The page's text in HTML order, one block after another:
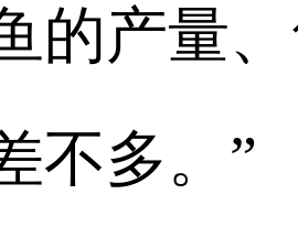
的产量
不多。”